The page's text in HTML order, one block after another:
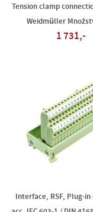
Tension clamp
Weidmüller
1 731,-
Interface, RSF, Plug-